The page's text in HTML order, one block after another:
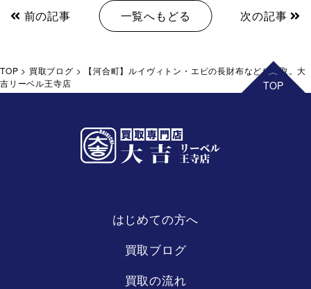
前の記事 一覧へもどる 次の記事
TOP > 買取ブログ >
【河合町】ルイヴィトン・エピの長財布などお買取。大
吉リーベル王寺店
リーベル
王寺店
はじめての方へ
買取ブログ
買取の流れ